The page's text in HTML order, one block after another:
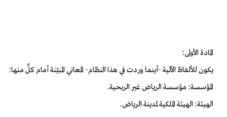
المادة الأولى:
يكون للألفاظ الآتية -أينما وردت في هذا النظام- المعاني المبيّنة أمام كلٍّ منها:
المؤسسة: مؤسسة الرياض غير الربحية.
الهيئة: الهيئة الملكية لمدينة الرياض.